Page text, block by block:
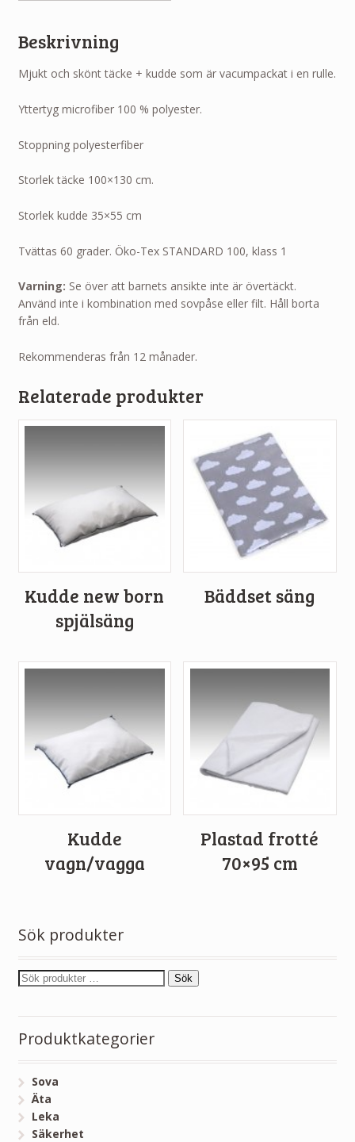
Beskrivning
Mjukt och skönt täcke + kudde som är vacumpackat i en rulle.
Yttertyg microfiber 100 % polyester.
Stoppning polyesterfiber
Storlek täcke 100×130 cm.
Storlek kudde 35×55 cm
Tvättas 60 grader. Öko-Tex STANDARD 100, klass 1
Varning: Se över att barnets ansikte inte är övertäckt.
Använd inte i kombination med sovpåse eller filt. Håll borta
från eld.
Rekommenderas från 12 månader.
Relaterade produkter
Kudde new born
spjälsäng
Bäddset säng
Kudde
vagn/vagga
Plastad frotté
70×95 cm
Sök produkter
Sök
Produktkategorier
Sova
Äta
Leka
Säkerhet